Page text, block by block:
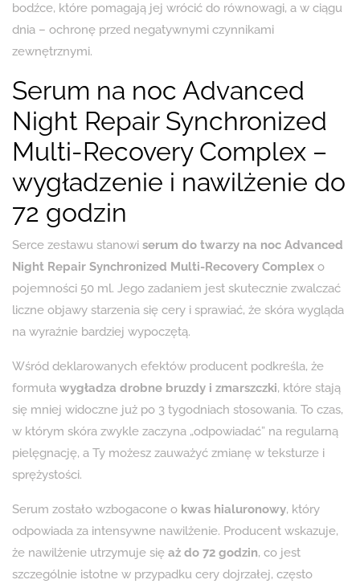
bodźce, które pomagają jej wrócić do równowagi, a w ciągu
dnia – ochronę przed negatywnymi czynnikami
zewnętrznymi.
Serum na noc Advanced
Night Repair Synchronized
Multi-Recovery Complex –
wygładzenie i nawilżenie do
72 godzin
Serce zestawu stanowi serum do twarzy na noc Advanced
Night Repair Synchronized Multi-Recovery Complex o
pojemności 50 ml. Jego zadaniem jest skutecznie zwalczać
liczne objawy starzenia się cery i sprawiać, że skóra wygląda
na wyraźnie bardziej wypoczętą.
Wśród deklarowanych efektów producent podkreśla, że
formuła wygładza drobne bruzdy i zmarszczki, które stają
się mniej widoczne już po 3 tygodniach stosowania. To czas,
w którym skóra zwykle zaczyna „odpowiadać” na regularną
pielęgnację, a Ty możesz zauważyć zmianę w teksturze i
sprężystości.
Serum zostało wzbogacone o kwas hialuronowy, który
odpowiada za intensywne nawilżenie. Producent wskazuje,
że nawilżenie utrzymuje się aż do 72 godzin, co jest
szczególnie istotne w przypadku cery dojrzałej, często